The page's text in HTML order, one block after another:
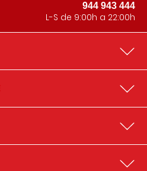
944 943 444
L-S de 9:00h a 22:00h